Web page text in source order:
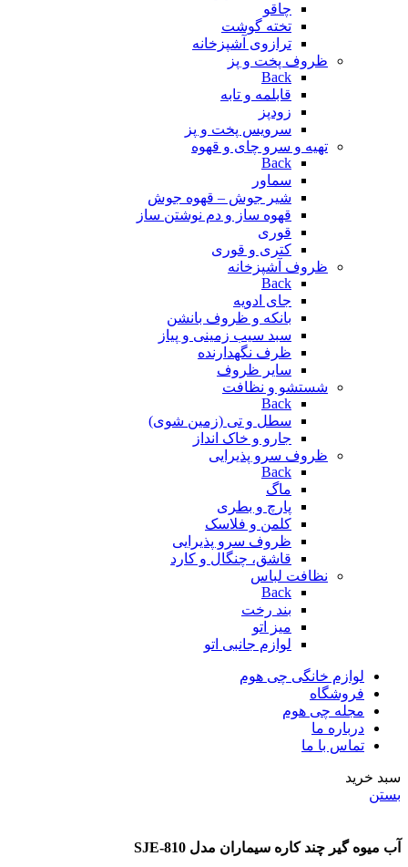
چاقو
تخته گوشت
ترازوی آشپزخانه
ظروف پخت و پز
Back
قابلمه و تابه
زودپز
سرویس پخت و پز
تهیه و سرو چای و قهوه
Back
سماور
شیر جوش – قهوه جوش
قهوه ساز و دم نوشتن ساز
قوری
کتری و قوری
ظروف آشپزخانه
Back
جای ادویه
بانکه و ظروف بانشن
سبد سیب زمینی و پیاز
ظرف نگهدارنده
سایر ظروف
شستشو و نظافت
Back
سطل و تی (زمین شوی)
جارو و خاک انداز
ظروف سرو پذیرایی
Back
ماگ
پارچ و بطری
کلمن و فلاسک
ظروف سرو پذیرایی
قاشق، چنگال و کارد
نظافت لباس
Back
بند رخت
میز اتو
لوازم جانبی اتو
لوازم خانگی چی هوم
فروشگاه
مجله چی هوم
درباره ما
تماس با ما
سبد خرید
بستن
آب میوه گیر چند کاره سیماران مدل SJE-810